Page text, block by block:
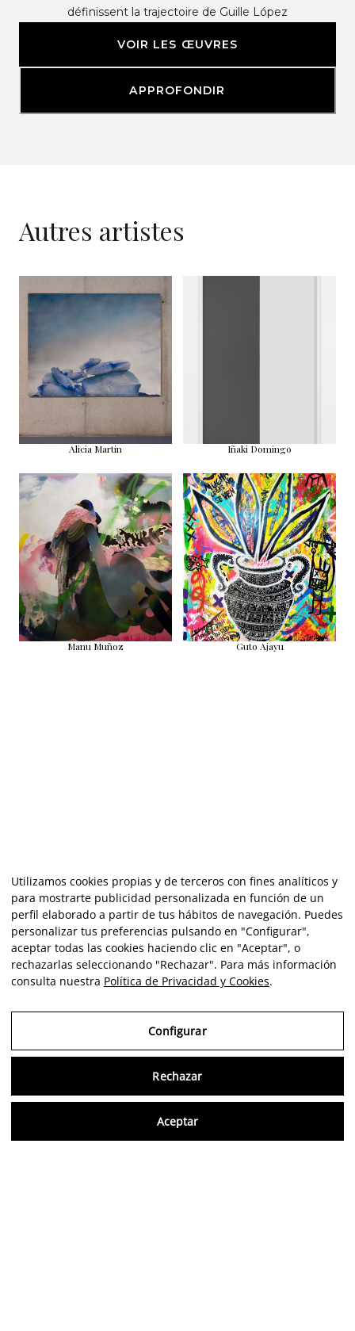
définissent la trajectoire de Guille López
VOIR LES ŒUVRES
APPROFONDIR
Autres artistes
Alicia Martin Iñaki Domingo
Manu Muñoz Guto Ajayu
Utilizamos cookies propias y de terceros con fines analíticos y
para mostrarte publicidad personalizada en función de un
perfil elaborado a partir de tus hábitos de navegación. Puedes
personalizar tus preferencias pulsando en "Configurar",
aceptar todas las cookies haciendo clic en "Aceptar", o
rechazarlas seleccionando "Rechazar". Para más información
consulta nuestra Política de Privacidad y Cookies.
Configurar
Rechazar
Aceptar